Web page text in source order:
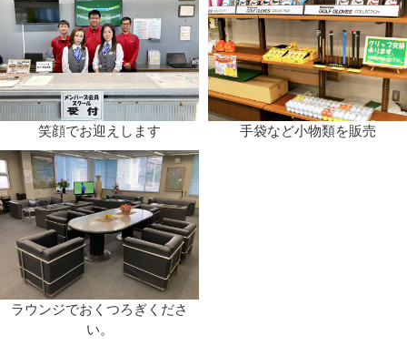
笑顔でお迎えします 手袋など小物類を販売
ラウンジでおくつろぎくださ
い。